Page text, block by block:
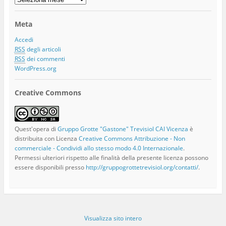
Articoli
Meta
Accedi
RSS degli articoli
RSS dei commenti
WordPress.org
Creative Commons
Quest'opera di Gruppo Grotte "Gastone" Trevisiol CAI Vicenza è
distribuita con Licenza Creative Commons Attribuzione - Non
commerciale - Condividi allo stesso modo 4.0 Internazionale.
Permessi ulteriori rispetto alle finalità della presente licenza possono
essere disponibili presso http://gruppogrottetrevisiol.org/contatti/.
Visualizza sito intero